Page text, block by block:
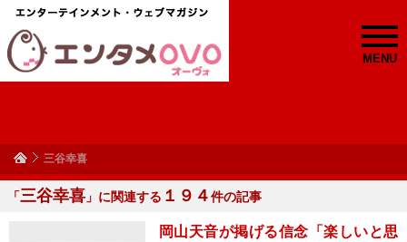
MENU
三谷幸喜
「三谷幸喜 」に関連する １９４件の記事
岡山天音が掲げる信念「楽しいと思